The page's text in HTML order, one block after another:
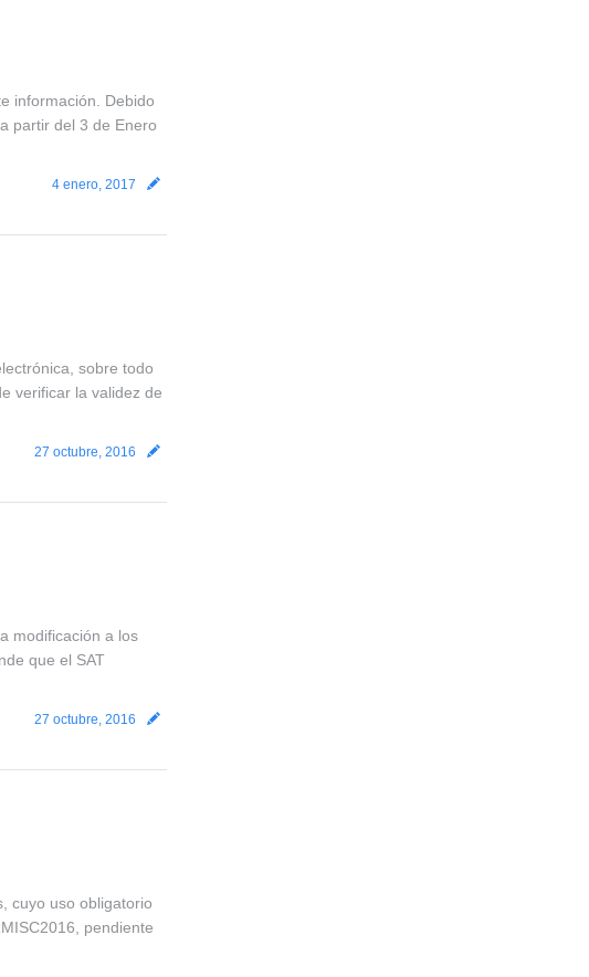
información. Debido
partir del 3 de Enero
4 enero, 2017
sobre todo
verificar la validez de
27 octubre, 2016
modificación a los
que el SAT
27 octubre, 2016
cuyo uso obligatorio
pendiente